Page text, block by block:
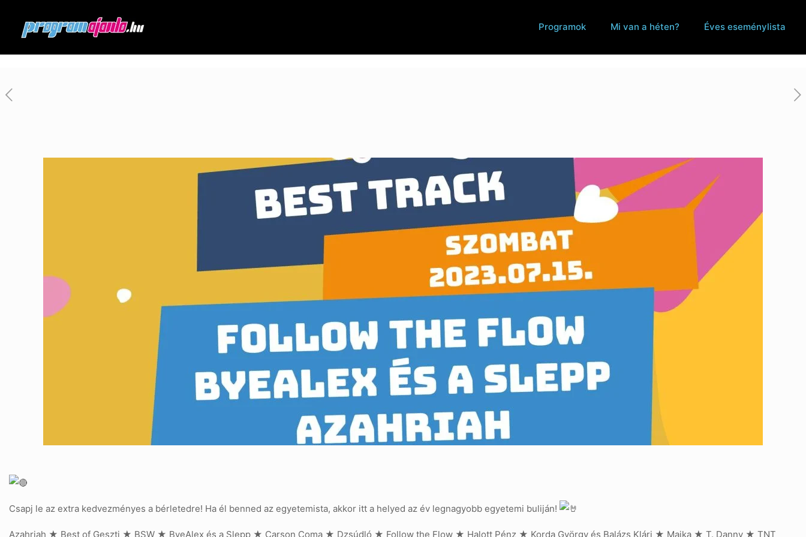
Programok Mi van a héten? Éves eseménylista
Csapj le az extra kedvezményes a bérletedre! Ha él benned az egyetemista, akkor itt a helyed az év legnagyobb egyetemi buliján!
Azahriah ★ Best of Geszti ★ BSW ★ ByeAlex és a Slepp ★ Carson Coma ★ Dzsúdló ★ Follow the Flow ★ Halott Pénz ★ Korda György és Balázs Klári ★ Majka ★ T. Danny ★ TNT